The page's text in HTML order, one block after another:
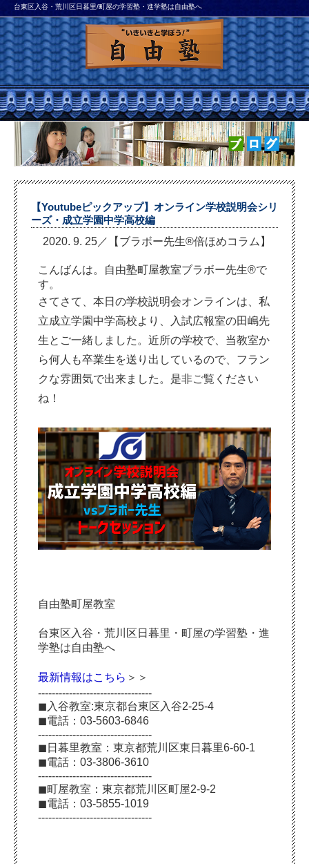
台東区入谷・荒川区日暮里/町屋の学習塾・進学塾は自由塾へ
【Youtubeピックアップ】オンライン学校説明会シリ
ーズ・成立学園中学高校編
2020. 9. 25／【ブラボー先生®倍ほめコラム】
こんばんは。自由塾町屋教室ブラボー先生®で
す。
さてさて、本日の学校説明会オンラインは、私
立成立学園中学高校より、入試広報室の田嶋先
生とご一緒しました。近所の学校で、当教室か
ら何人も卒業生を送り出しているので、フラン
クな雰囲気で出来ました。是非ご覧ください
ね！
自由塾町屋教室
台東区入谷・荒川区日暮里・町屋の学習塾・進
学塾は自由塾へ
最新情報はこちら ＞＞
---------------------------------
◼︎入谷教室:東京都台東区入谷2-25-4
◼︎電話：03-5603-6846
---------------------------------
◼︎日暮里教室：東京都荒川区東日暮里6-60-1
◼︎電話：03-3806-3610
---------------------------------
◼︎町屋教室：東京都荒川区町屋2-9-2
◼︎電話：03-5855-1019
---------------------------------